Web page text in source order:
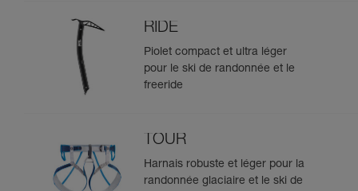
RIDE
Piolet compact et ultra léger
pour le ski de randonnée et le
freeride
TOUR
Harnais robuste et léger pour la
randonnée glaciaire et le ski de